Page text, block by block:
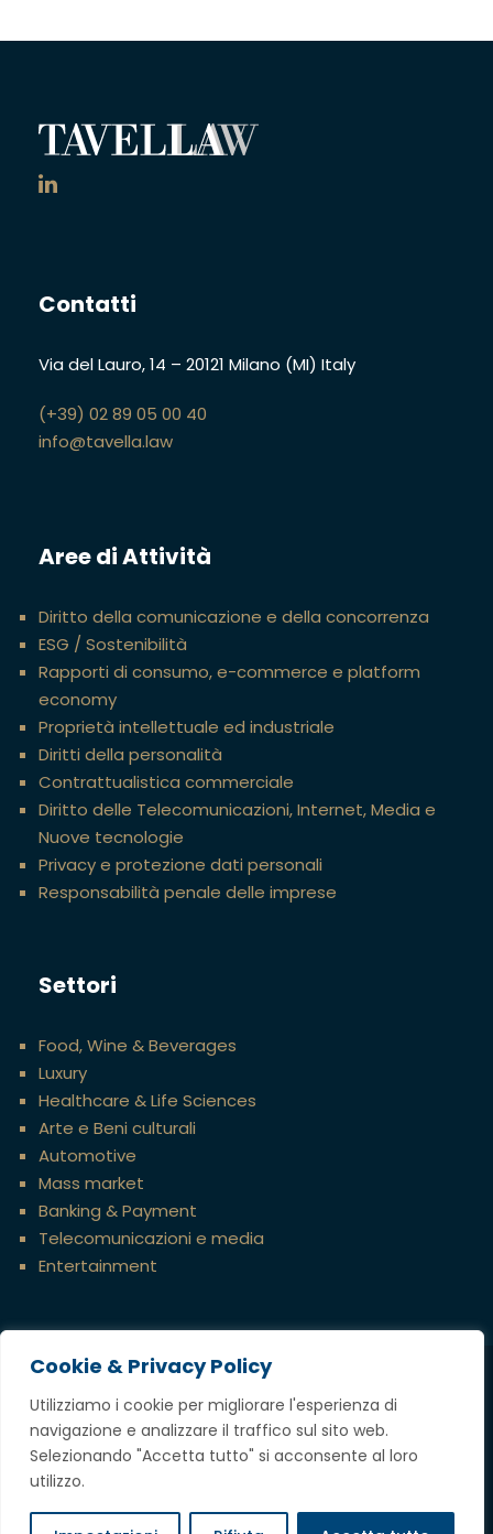
Cookie & Privacy Policy
Utilizziamo i cookie per migliorare l'esperienza di
navigazione e analizzare il traffico sul sito web.
Selezionando "Accetta tutto" si acconsente al loro
utilizzo.
Contatti
Via del Lauro, 14 – 20121 Milano (MI) Italy
(+39) 02 89 05 00 40
info@tavella.law
Aree di Attività
Diritto della comunicazione e della concorrenza
ESG / Sostenibilità
Rapporti di consumo, e-commerce e platform
economy
Proprietà intellettuale ed industriale
Diritti della personalità
Contrattualistica commerciale
Diritto delle Telecomunicazioni, Internet, Media e
Nuove tecnologie
Privacy e protezione dati personali
Responsabilità penale delle imprese
Settori
Food, Wine & Beverages
Luxury
Healthcare & Life Sciences
Arte e Beni culturali
Automotive
Mass market
Banking & Payment
Telecomunicazioni e media
Entertainment
Credits
Copyright @ 2023 Tavella Avvocati Associati,
Privacy & Cookie Policy